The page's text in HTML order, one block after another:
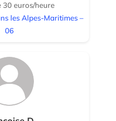
30 euros/heure
les Alpes-Maritimes –
06